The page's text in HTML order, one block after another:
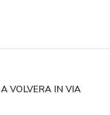
VOLVERA IN VIA